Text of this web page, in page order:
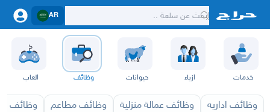
AR
خدمات ازياء حيوانات وظائف العاب
وظائف اداريه وظائف عمالة منزلية وظائف مطاعم وظائف